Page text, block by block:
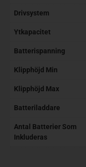
Drivsystem
Ytkapacitet
Batterispanning
Klipphöjd Min
Klipphöjd Max
Batteriladdare
Antal Batterier Som
Inkluderas